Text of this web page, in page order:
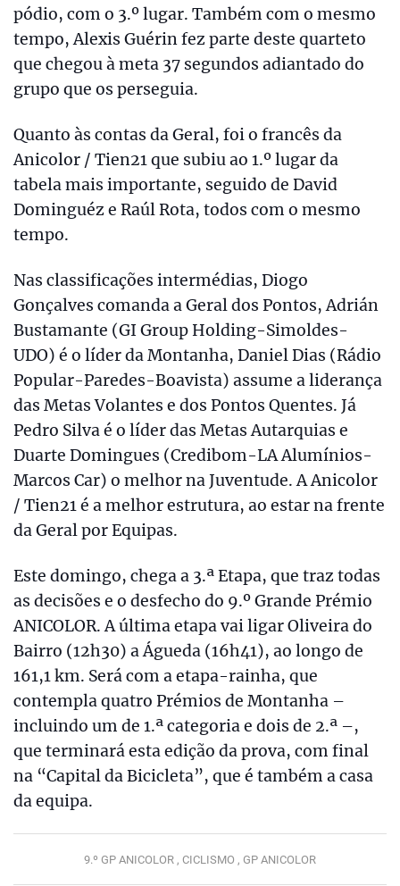
pódio, com o 3.º lugar. Também com o mesmo
tempo, Alexis Guérin fez parte deste quarteto
que chegou à meta 37 segundos adiantado do
grupo que os perseguia.
Quanto às contas da Geral, foi o francês da
Anicolor / Tien21 que subiu ao 1.º lugar da
tabela mais importante, seguido de David
Dominguéz e Raúl Rota, todos com o mesmo
tempo.
Nas classificações intermédias, Diogo
Gonçalves comanda a Geral dos Pontos, Adrián
Bustamante (GI Group Holding-Simoldes-
UDO) é o líder da Montanha, Daniel Dias (Rádio
Popular-Paredes-Boavista) assume a liderança
das Metas Volantes e dos Pontos Quentes. Já
Pedro Silva é o líder das Metas Autarquias e
Duarte Domingues (Credibom-LA Alumínios-
Marcos Car) o melhor na Juventude. A Anicolor
/ Tien21 é a melhor estrutura, ao estar na frente
da Geral por Equipas.
Este domingo, chega a 3.ª Etapa, que traz todas
as decisões e o desfecho do 9.º Grande Prémio
ANICOLOR. A última etapa vai ligar Oliveira do
Bairro (12h30) a Águeda (16h41), ao longo de
161,1 km. Será com a etapa-rainha, que
contempla quatro Prémios de Montanha –
incluindo um de 1.ª categoria e dois de 2.ª –,
que terminará esta edição da prova, com final
na “Capital da Bicicleta”, que é também a casa
da equipa.
9.º GP ANICOLOR , CICLISMO , GP ANICOLOR